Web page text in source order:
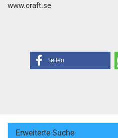
www.craft.se
teilen
Erweiterte Suche